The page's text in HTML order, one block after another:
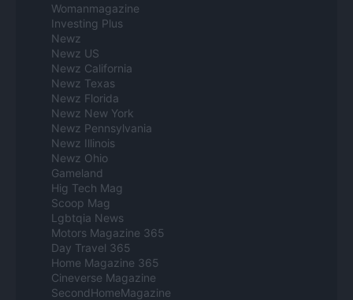
Womanmagazine
Investing Plus
Newz
Newz US
Newz California
Newz Texas
Newz Florida
Newz New York
Newz Pennsylvania
Newz Illinois
Newz Ohio
Gameland
Hig Tech Mag
Scoop Mag
Lgbtqia News
Motors Magazine 365
Day Travel 365
Home Magazine 365
Cineverse Magazine
SecondHomeMagazine